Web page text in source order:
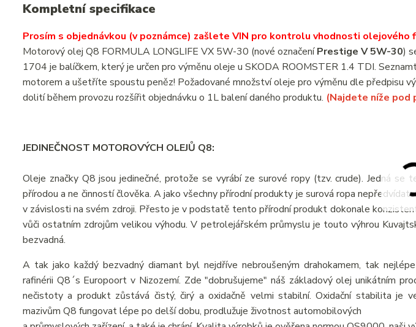
Kompletní specifikace
Prosím s objednávkou (v poznámce) zašlete VIN pro kontrolu vhodnosti olejového
Motorový olej Q8 FORMULA LONGLIFE VX 5W-30 (nové označeníPrestige V 5W-30)
1704 je balíčkem, který je určen pro výměnu oleje u SKODA ROOMSTER 1.4 TDI.
motorem a ušetříte spoustu peněz! Požadované množství oleje pro výměnu dle předpisu
dolití během provozu rozšířit objednávku o 1L balení daného produktu. (Najdete níže pod
JEDINEČNOST MOTOROVÝCH OLEJŮ Q8:
Oleje značky Q8 jsou jedinečné, protože se vyrábí ze surové ropy (tzv. crude). Jedná
přírodou a ne činností člověka. A jako všechny přírodní produkty je surová ropa
v závislosti na svém zdroji. Přesto je v podstatě tento přírodní produkt dokonale
vůči ostatním zdrojům velikou výhodu. V petrolejářském průmyslu je touto výhrou
bezvadná.
A tak jako každý bezvadný diamant byl nejdříve nebroušeným drahokamem, tak
rafinérii Q8´s Europoort v Nizozemí. Zde "dobrušujeme" náš základový olej unikátním
nečistoty a produkt zůstává čistý, čirý a oxidačně velmi stabilní. Oxidační stabilita je
mazivům Q8 fungovat lépe po delší dobu, prodlužuje životnost automobilových